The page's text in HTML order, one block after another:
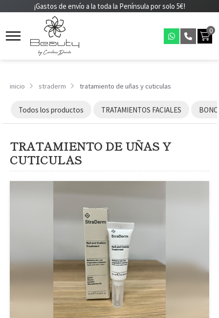
¡Gastos de envío a la toda la Península por solo 5€!
0
inicio straderm tratamiento de uñas y cuticulas
Todos los productos TRATAMIENTOS FACIALES
TRATAMIENTO DE UÑAS Y
CUTICULAS